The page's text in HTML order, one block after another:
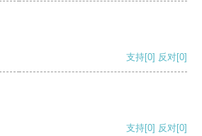
支持[0] 反对[0]
支持[0] 反对[0]